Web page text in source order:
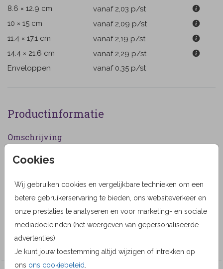
Cookies
Wij gebruiken cookies en vergelijkbare technieken om een
betere gebruikerservaring te bieden, ons websiteverkeer en
onze prestaties te analyseren en voor marketing- en sociale
mediadoeleinden (het weergeven van gepersonaliseerde
advertenties).
Je kunt jouw toestemming altijd wijzigen of intrekken op
ons ons cookiebeleid
8.6 × 12.9 cm
vanaf 2,03 p/st
10 × 15 cm
vanaf 2,09 p/st
11.4 × 17.1 cm
vanaf 2,19 p/st
14.4 × 21.6 cm
vanaf 2,29 p/st
Enveloppen
vanaf 0,35 p/st
Productinformatie
Omschrijving
Rouwkaartje voor een kindje een baby meisje
paardenbloem pluisjes. (999999)
Designer
MyCards Design
Collectie